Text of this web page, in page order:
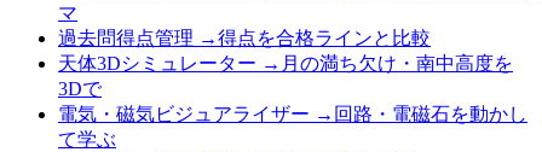
マ
過去問得点管理 →得点を合格ラインと比較
天体3Dシミュレーター → 月の満ち欠け・南中高度を
3Dで
電気・磁気ビジュアライザー → 回路・電磁石を動かし
て学ぶ